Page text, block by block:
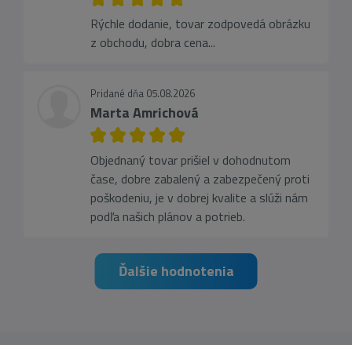
Rýchle dodanie, tovar zodpovedá obrázku
z obchodu, dobra cena...
Pridané dňa 05.08.2026
Marta Amrichová
Objednaný tovar prišiel v dohodnutom
čase, dobre zabalený a zabezpečený proti
poškodeniu, je v dobrej kvalite a slúži nám
podľa našich plánov a potrieb.
Ďalšie hodnotenia